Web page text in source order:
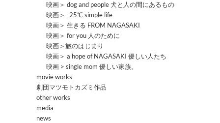
映画＞ dog and people 犬と人の間にあるもの
映画＞ -25℃ simple life
映画＞ 生きる FROM NAGASAKI
映画＞ for you 人のために
映画＞旅のはじまり
映画＞ a hope of NAGASAKI 優しい人たち
映画 > single mom 優しい家族。
movie works
劇団マツモトカズミ作品
other works
media
news